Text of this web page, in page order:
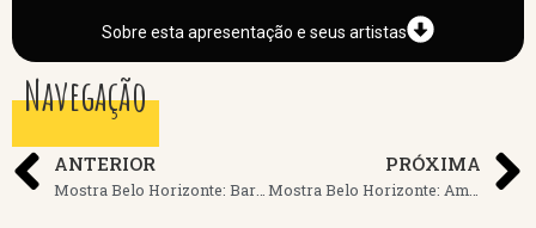
Sobre esta apresentação e seus artistas
Navegação
ANTERIOR PRÓXIMA